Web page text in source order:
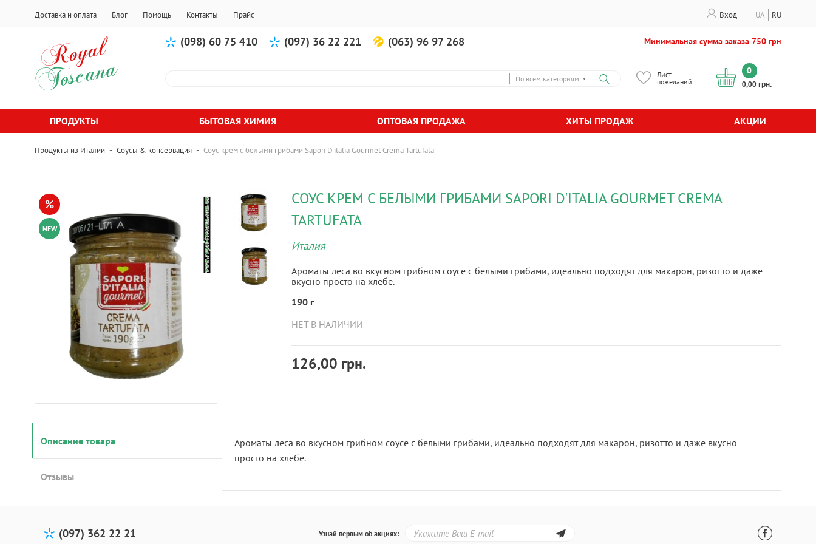
Доставка и оплата Блог Помощь Контакты Прайс Вход RU
UA
(098) 60 75 410 (097) 36 22 221 (063) 96 97 268 Минимальная сумма заказа 750 грн
По всем категориям ▼
Лист
пожеланий
0
0,00 грн.
ПРОДУКТЫ БЫТОВАЯ ХИМИЯ ОПТОВАЯ ПРОДАЖА ХИТЫ ПРОДАЖ АКЦИИ
Продукты из Италии - Соусы & консервация - Соус крем с белыми грибами Sapori D'italia Gourmet Crema Tartufata
NEW
%
СОУС КРЕМ С БЕЛЫМИ ГРИБАМИ SAPORI D'ITALIA GOURMET CREMA
TARTUFATA
Италия
Ароматы леса во вкусном грибном соусе с белыми грибами, идеально подходят для макарон, ризотто и даже
вкусно просто на хлебе.
190 г
НЕТ В НАЛИЧИИ
126,00 грн.
Описание товара
Отзывы
Ароматы леса во вкусном грибном соусе с белыми грибами, идеально подходят для макарон, ризотто и даже вкусно
просто на хлебе.
(097) 362 22 21 Узнай первым об акциях: